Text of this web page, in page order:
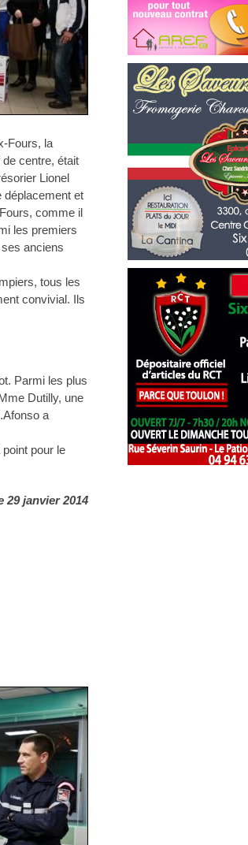
Fours, la
centre, était
Lionel
déplacement et
comme il
les premiers
anciens
tous les
convivial. Ils
Parmi les plus
Dutilly, une
a
pour le
29 janvier 2014